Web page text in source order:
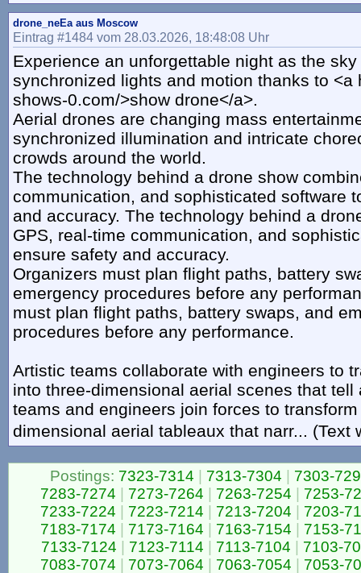
drone_neEa aus Moscow
Eintrag #1484 vom 28.03.2026, 18:48:08 Uhr
Experience an unforgettable night as the
synchronized lights and motion thanks to <a
shows-0.com/>show drone</a>.
Aerial drones are changing mass
synchronized illumination and intricate
crowds around the world.
The technology behind a drone show
communication, and sophisticated software
and accuracy. The technology behind a
GPS, real-time communication, and
ensure safety and accuracy.
Organizers must plan flight paths, battery
emergency procedures before any
must plan flight paths, battery swaps, and
procedures before any performance.
Artistic teams collaborate with engineers to
into three-dimensional aerial scenes that tell
teams and engineers join forces to
dimensional aerial tableaux that narr...
Postings: 7323-7314 7313-7304
7303-
7283-7274
7273-7264 7263-7254
7253-
7233-7224
7223-7214 7213-7204
7203-
7183-7174
7173-7164 7163-7154
7153-
7133-7124
7123-7114 7113-7104
7103-
7083-7074
7073-7064 7063-7054 7053-